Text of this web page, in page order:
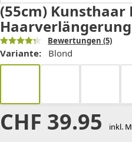
(55cm) Kunsthaar
Bewertungen (5)
Variante: Blond
CHF 39.95 inkl.